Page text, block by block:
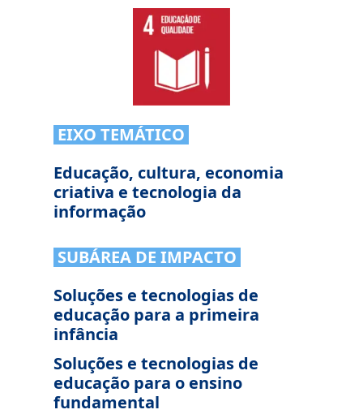
EIXO TEMÁTICO
Educação, cultura, economia
criativa e tecnologia da
informação
SUBÁREA DE IMPACTO
Soluções e tecnologias de
educação para a primeira
infância
Soluções e tecnologias de
educação para o ensino
fundamental